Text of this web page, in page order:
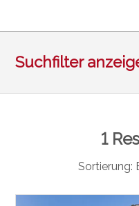
Suchfilter
1
Sortierung: